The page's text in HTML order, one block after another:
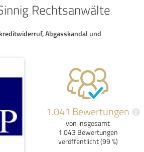
Rechtsanwälte
Abgasskandal und
1.041 Bewertungen i
von insgesamt
1.043 Bewertungen
veröffentlicht (99 %)